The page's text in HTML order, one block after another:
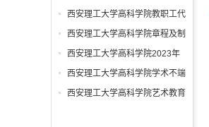
申报及论证材料
管理规定
西安理工大学高科学院教职工代
表大会实施办法
西安理工大学高科学院章程及制
定的各项规章制度
西安理工大学高科学院2023年
度信息公开报告
西安理工大学高科学院学术不端
行为查处细则
西安理工大学高科学院艺术教育